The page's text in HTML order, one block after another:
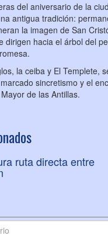
del aniversario de la
antigua tradición:
la imagen de San
dirigen hacia el árbol del
la ceiba y El Templete,
sincretismo y el
de las Antillas.
ruta directa entre